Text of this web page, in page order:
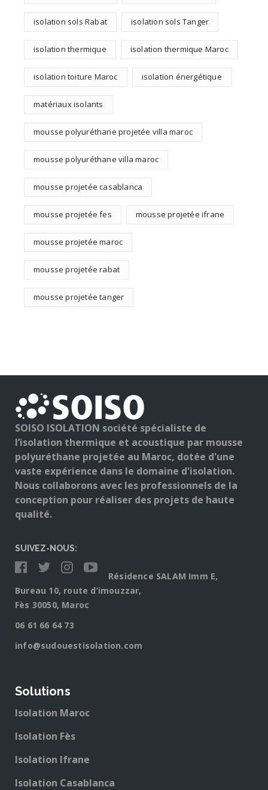
isolation sols Rabat isolation sols Tanger
isolation thermique isolation thermique Maroc
isolation toiture Maroc isolation énergétique
matériaux isolants
mousse polyuréthane projetée villa maroc
mousse polyuréthane villa maroc
mousse projetée casablanca
mousse projetée fes mousse projetée ifrane
mousse projetée maroc
mousse projetée rabat
mousse projetée tanger
SOISO ISOLATION société spécialiste de
l’isolation thermique et acoustique par mousse
polyuréthane projetée au Maroc, dotée d'une
vaste expérience dans le domaine d'isolation.
Nous collaborons avec les professionnels de la
conception pour réaliser des projets de haute
qualité.
SUIVEZ-NOUS:
Résidence SALAM Imm E,
Bureau 10, route d’imouzzar,
Fès 30050, Maroc
06 61 66 64 73
info@sudouestisolation.com
Solutions
Isolation Maroc
Isolation Fès
Isolation Ifrane
Isolation Casablanca